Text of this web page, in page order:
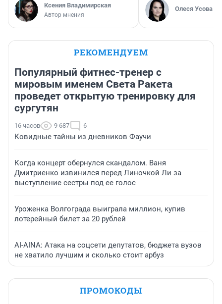
Ксения Владимирская
Автор мнения
Олеся Усова
РЕКОМЕНДУЕМ
Популярный фитнес-тренер с
мировым именем Света Ракета
проведет открытую тренировку для
сургутян
16 часов 9 687 6
Ковидные тайны из дневников Фаучи
Когда концерт обернулся скандалом. Ваня
Дмитриенко извинился перед Линочкой Ли за
выступление сестры под ее голос
Уроженка Волгограда выиграла миллион, купив
лотерейный билет за 20 рублей
AI-AINA: Атака на соцсети депутатов, бюджета вузов
не хватило лучшим и сколько стоит арбуз
ПРОМОКОДЫ